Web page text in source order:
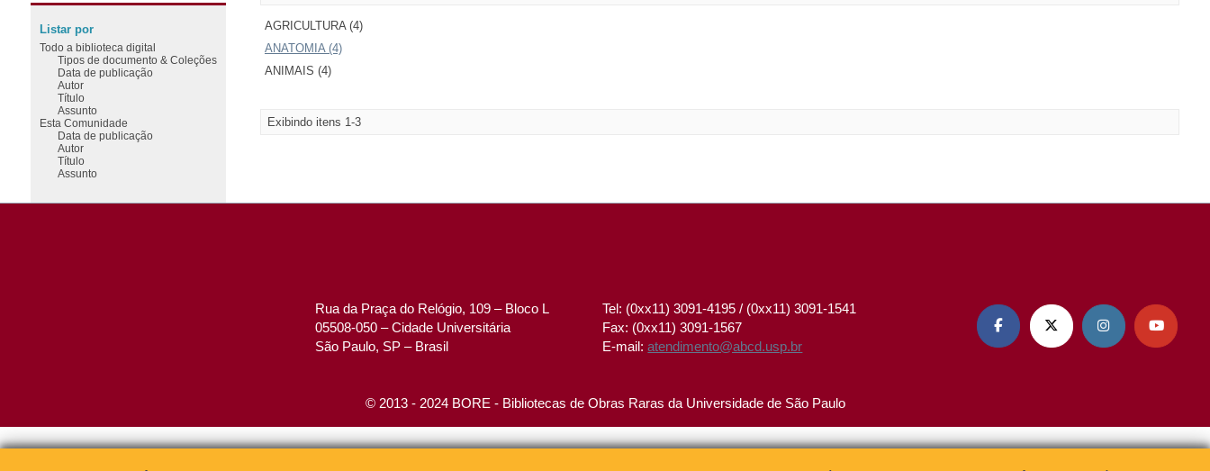
AGRICULTURA (4)
ANATOMIA (4)
ANIMAIS (4)
Exibindo itens 1-3
Listar por
Todo a biblioteca digital
Tipos de documento & Coleções
Data de publicação
Autor
Título
Assunto
Esta Comunidade
Data de publicação
Autor
Título
Assunto
Rua da Praça do Relógio, 109 – Bloco L
05508-050 – Cidade Universitária
São Paulo, SP – Brasil
Tel: (0xx11) 3091-4195 / (0xx11) 3091-1541
Fax: (0xx11) 3091-1567
E-mail:atendimento@abcd.usp.br
   
© 2013 - 2024 BORE - Bibliotecas de Obras Raras da Universidade de São Paulo